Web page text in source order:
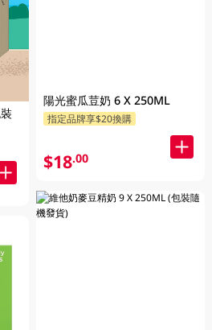
陽光蜜瓜荳奶 6 X 250ML
指定品牌享$20換購
$18.00